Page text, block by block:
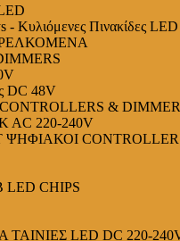
Κυλιόμενες Πινακίδες LED
DC 48V
&
AC 220-240V
ΨΗΦΙΑΚΟΙ
LED CHIPS
LED DC 220-